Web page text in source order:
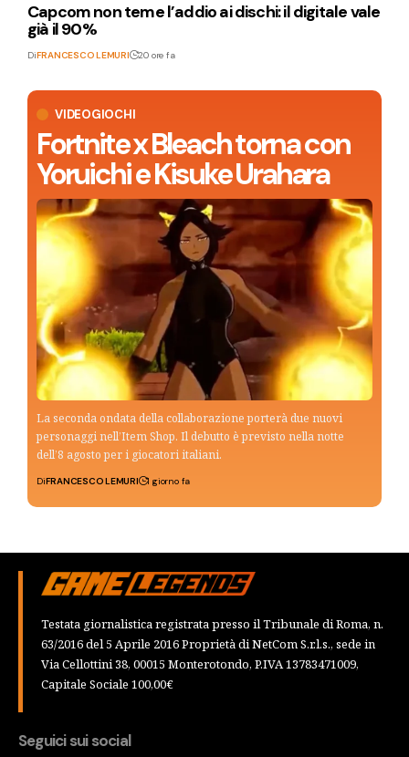
VIDEOGIOCHI
Fortnite x Bleach torna con
Yoruichi e Kisuke Urahara
La seconda ondata della collaborazione porterà due nuovi
personaggi nell’Item Shop. Il debutto è previsto nella notte
dell’8 agosto per i giocatori italiani.
DiFRANCESCO LEMURI 1 giorno fa
Capcom non teme l’addio ai dischi: il digitale vale
già il 90%
DiFRANCESCO LEMURI 20 ore fa
Testata giornalistica registrata presso il Tribunale di Roma, n.
63/2016 del 5 Aprile 2016 Proprietà di NetCom S.r.l.s., sede in
Via Cellottini 38, 00015 Monterotondo, P.IVA 13783471009,
Capitale Sociale 100,00€
Seguici sui social